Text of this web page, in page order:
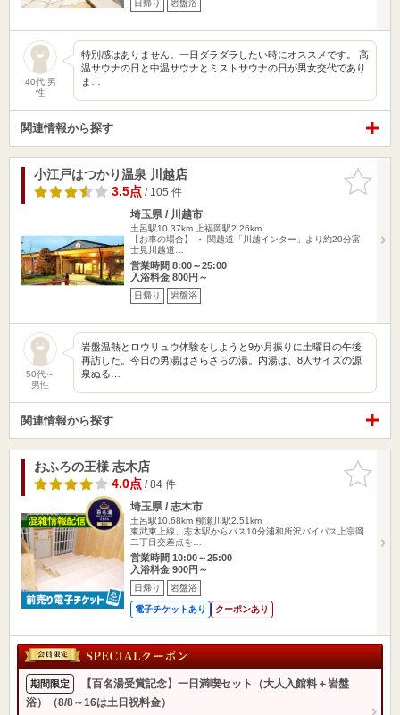
日帰り 岩盤浴
40代 男
性
特別感はありません。一日ダラダラしたい時にオススメです。 高
温サウナの日と中温サウナとミストサウナの日が男女交代であり
ま…
関連情報から探す
お気に入
りに追加
小江戸はつかり温泉 川越店
3.5点/ 105 件
埼玉県 / 川越市
土呂駅10.37km
上福岡駅2.26km
【お車の場合】 ・ 関越道「川越インター」より約20分富
士見川越道…
営業時間 8:00～25:00
入浴料金 800円～
日帰り 岩盤浴
50代～
男性
岩盤温熱とロウリュウ体験をしようと9か月振りに土曜日の午後
再訪した。今日の男湯はさらさらの湯。内湯は、8人サイズの源
泉ぬる…
関連情報から探す
お気に入
りに追加
おふろの王様 志木店
4.0点/ 84 件
埼玉県 / 志木市
土呂駅10.68km 柳瀬川駅2.51km
東武東上線、志木駅からバス10分浦和所沢バイパス上宗岡
二丁目交差点を…
営業時間 10:00～25:00
入浴料金 900円～
日帰り 岩盤浴
電子チケットあり クーポンあり
期間限定
【百名湯受賞記念】一日満喫セット（大人入館料＋岩盤
浴）（8/8～16は土日祝料金）